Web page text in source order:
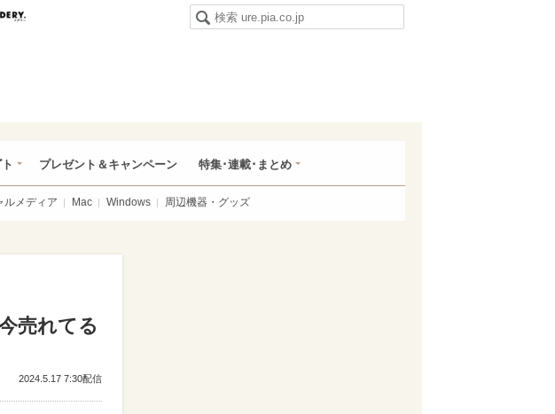
肉
プレゼント＆キャンペーン 特集･連載･まとめ
ルメディア Mac Windows 周辺機器・グッズ
売れてる
2024.5.17 7:30配信